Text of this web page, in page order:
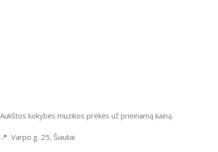
Aukštos kokybės muzikos prekės už prieinamą kainą.
📍 Varpo g. 25, Šiauliai